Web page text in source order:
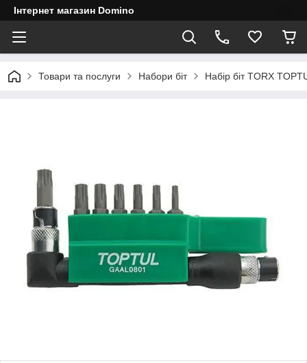
Інтернет магазин Domino
Товари та послуги Набори біт Набір біт TORX